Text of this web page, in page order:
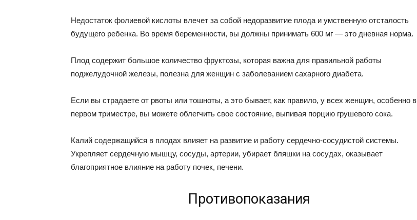
Недостаток фолиевой кислоты влечет за собой недоразвитие плода и умственную отсталость
будущего ребенка. Во время беременности, вы должны принимать 600 мг — это дневная норма.
Плод содержит большое количество фруктозы, которая важна для правильной работы
поджелудочной железы, полезна для женщин с заболеванием сахарного диабета.
Если вы страдаете от рвоты или тошноты, а это бывает, как правило, у всех женщин, особенно в
первом триместре, вы можете облегчить свое состояние, выпивая порцию грушевого сока.
Калий содержащийся в плодах влияет на развитие и работу сердечно-сосудистой системы.
Укрепляет сердечную мышцу, сосуды, артерии, убирает бляшки на сосудах, оказывает
благоприятное влияние на работу почек, печени.
Противопоказания